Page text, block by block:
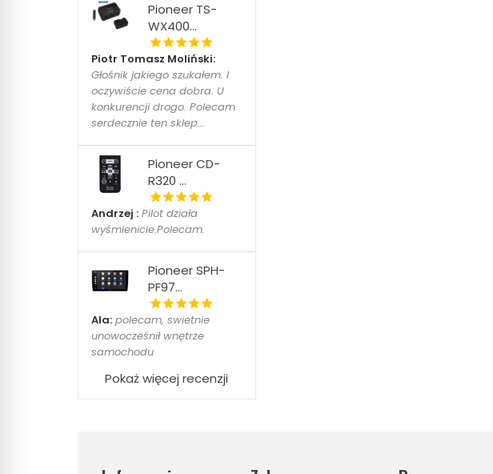
Pioneer TS-
WX400...
Piotr Tomasz Moliński:
Głośnik jakiego szukałem. I
oczywiście cena dobra. U
konkurencji drogo. Polecam
serdecznie ten sklep...
Pioneer CD-
R320 ...
Andrzej : Pilot działa
wyśmienicie.Polecam.
Pioneer SPH-
PF97...
Ala: polecam, swietnie
unowocześnił wnętrze
samochodu
Pokaż więcej recenzji